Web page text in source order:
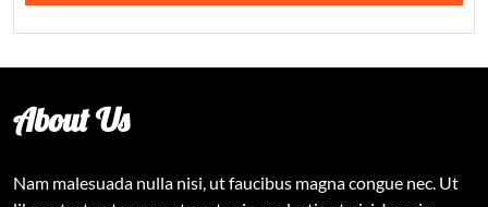
About Us
Nam malesuada nulla nisi, ut faucibus magna congue nec. Ut